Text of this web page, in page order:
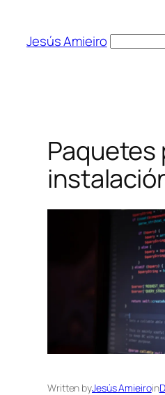
content
Jesús Amieiro
Paquetes
Written byJesús Amieiroin